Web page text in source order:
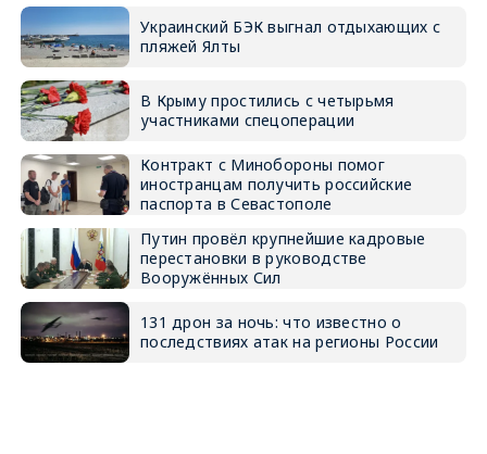
Украинский БЭК выгнал отдыхающих с
пляжей Ялты
В Крыму простились с четырьмя
участниками спецоперации
Контракт с Минобороны помог
иностранцам получить российские
паспорта в Севастополе
Путин провёл крупнейшие кадровые
перестановки в руководстве
Вооружённых Сил
131 дрон за ночь: что известно о
последствиях атак на регионы России